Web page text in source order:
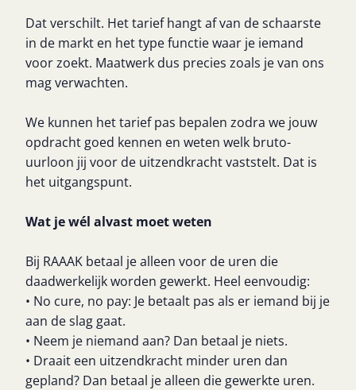
Dat verschilt. Het tarief hangt af van de schaarste
in de markt en het type functie waar je iemand
voor zoekt. Maatwerk dus precies zoals je van ons
mag verwachten.
We kunnen het tarief pas bepalen zodra we jouw
opdracht goed kennen en weten welk bruto-
uurloon jij voor de uitzendkracht vaststelt. Dat is
het uitgangspunt.
Wat je wél alvast moet weten
Bij RAAAK betaal je alleen voor de uren die
daadwerkelijk worden gewerkt. Heel eenvoudig:
• No cure, no pay: Je betaalt pas als er iemand bij je
aan de slag gaat.
• Neem je niemand aan? Dan betaal je niets.
• Draait een uitzendkracht minder uren dan
gepland? Dan betaal je alleen die gewerkte uren.